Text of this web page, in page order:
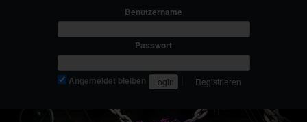
Benutzername
Passwort
Angemeldet bleiben Registrieren